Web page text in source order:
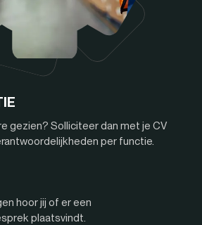
gezien? Solliciteer dan met je CV
per functie.
hoor jij of er een
plaatsvindt.